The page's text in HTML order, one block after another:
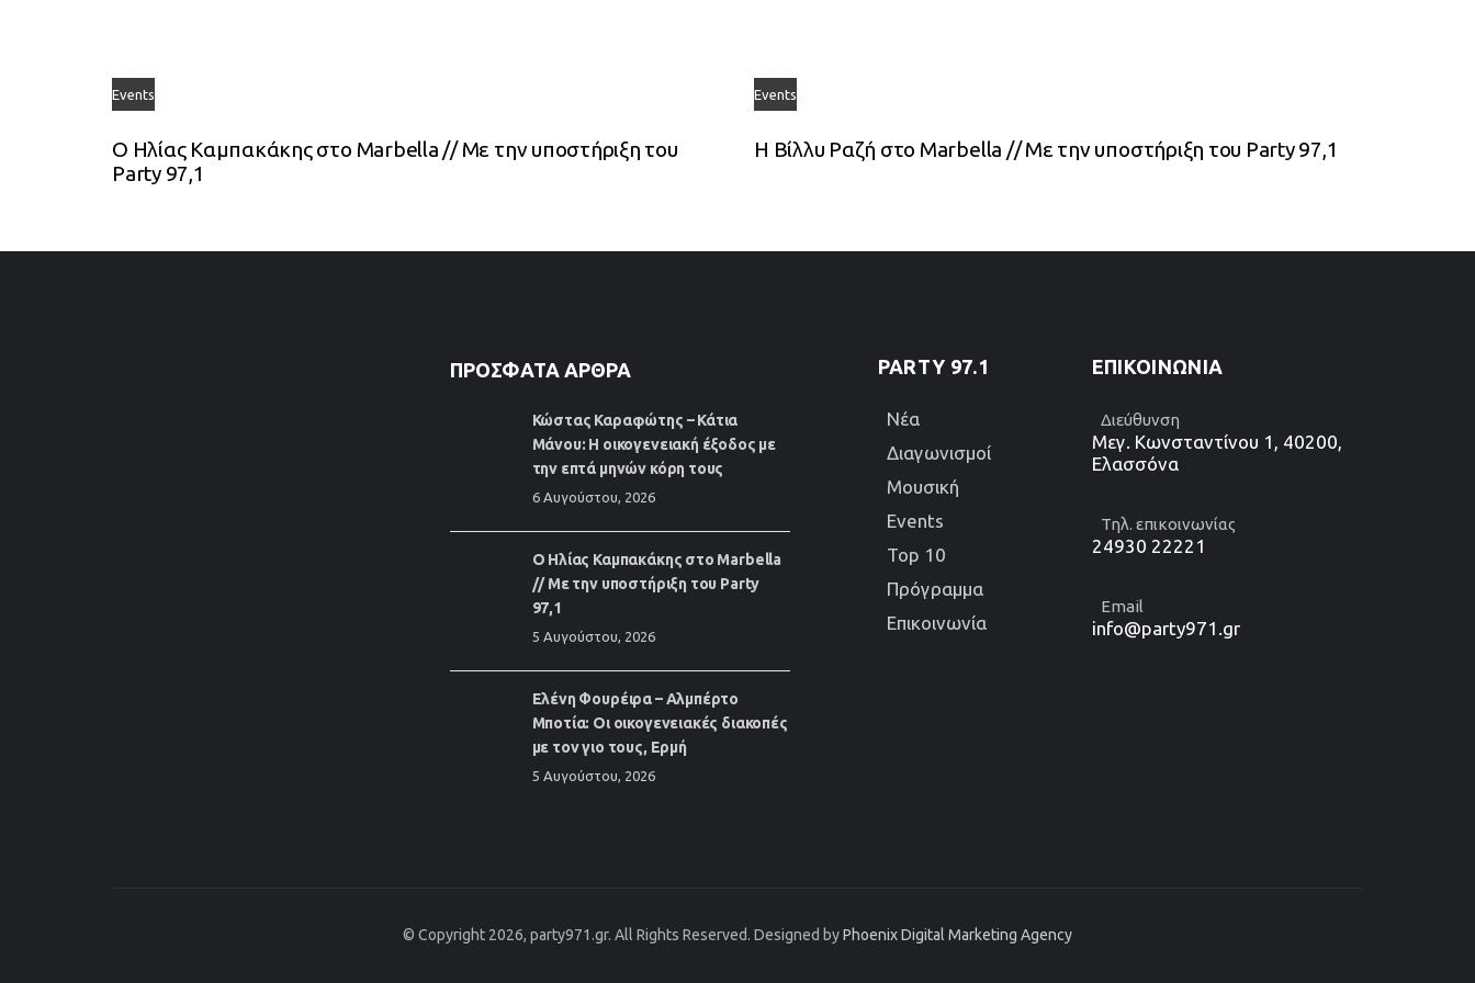
Events
Ο Ηλίας Καμπακάκης στο Marbella // Με την υποστήριξη του
Party 97,1
Events
Η Βίλλυ Ραζή στο Marbella // Με την υποστήριξη του Party 97,1
ΠΡΌΣΦΑΤΑ ΆΡΘΡΑ
Κώστας Καραφώτης – Κάτια
Μάνου: Η οικογενειακή έξοδος με
την επτά μηνών κόρη τους
6 Αυγούστου, 2026
Ο Ηλίας Καμπακάκης στο Marbella
// Με την υποστήριξη του Party
97,1
5 Αυγούστου, 2026
Ελένη Φουρέιρα – Αλμπέρτο
Μποτία: Οι οικογενειακές διακοπές
με τον γιο τους, Ερμή
5 Αυγούστου, 2026
PARTY 97.1
Νέα
Διαγωνισμοί
Μουσική
Events
Top 10
Πρόγραμμα
Επικοινωνία
ΕΠΙΚΟΙΝΩΝΊΑ
Διεύθυνση
Μεγ. Κωνσταντίνου 1, 40200,
Ελασσόνα
Τηλ. επικοινωνίας
24930 22221
Email
info@party971.gr
© Copyright 2026, party971.gr. All Rights Reserved. Designed byPhoenix Digital Marketing Agency